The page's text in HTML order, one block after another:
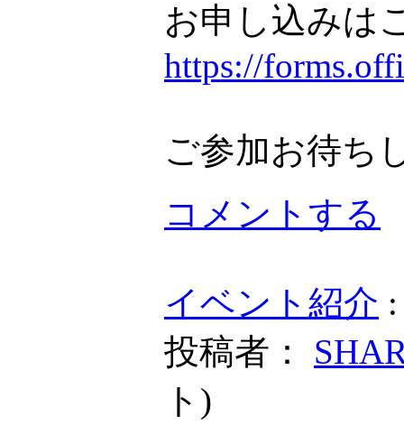
お申し込みは
https://
ご参加お待ち
コメントする
イベント紹介
投稿者：
ト )